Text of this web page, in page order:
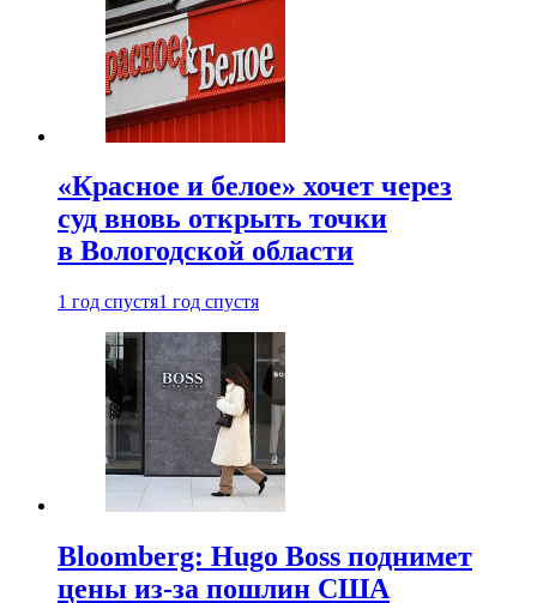
«Красное и белое» хочет через
суд вновь открыть точки
в Вологодской области
1 год спустя1 год спустя
Bloomberg: Hugo Boss поднимет
цены из-за пошлин США